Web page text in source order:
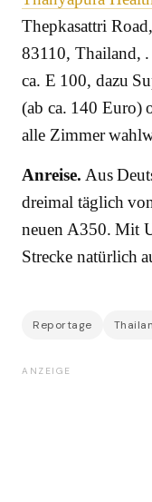
Thepkasattri
83110, Thailand,
ca. E 100, dazu
(ab ca. 140 Euro)
alle Zimmer
Anreise. Aus
dreimal täglich
neuen A350. Mit
Strecke natürlich
Reportage
ANZEIGE